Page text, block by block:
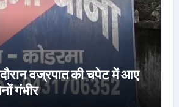
दौरान वज्रपात की चपेट में आए
गंभीर